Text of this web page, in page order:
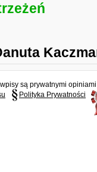
są prywatnymi
Polityka Prywatności